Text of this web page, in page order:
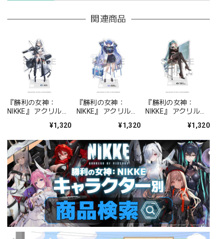
関連商品
『勝利の女神：
NIKKE』 アクリルス
¥1,320
『勝利の女神：
NIKKE』 アクリルス
ォーチュンメイト
¥1,320
『勝利の女神：
NIKKE』 アクリルス
シャープレッスン
¥1,320